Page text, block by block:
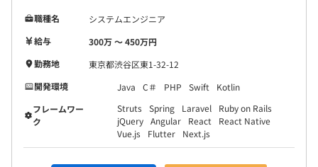
職種名
システムエンジニア
給与
300万 〜 450万円
勤務地
東京都渋谷区東1-32-12
開発環境
Java C＃ PHP Swift
Kotlin
フレームワー
ク
Struts Spring Laravel
Ruby on Rails
jQuery Angular React
React Native
Vue.js
Flutter Next.js